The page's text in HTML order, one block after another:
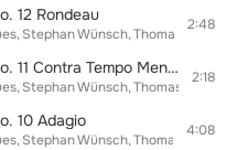
12 Rondeau
Stephan Wünsch Thomas Fritzsch
2:48
Sammlung Ludwigslust: No. 11 Contra Tempo Menuetto
Stephan Wünsch Thomas Fritzsch
2:18
10 Adagio
Stephan Wünsch Thomas Fritzsch
4:08